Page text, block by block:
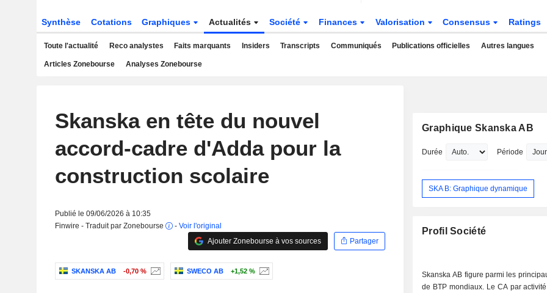
Synthèse Cotations Graphiques Actualités Société Finances Valorisation Consensus Ratings
Toute l'actualité Reco analystes Faits marquants Insiders Transcripts Communiqués Publications officielles Autres langues
Articles Zonebourse Analyses Zonebourse
Skanska en tête du nouvel
accord-cadre d'Adda pour la
construction scolaire
Publié le 09/06/2026 à 10:35
Finwire - Traduit par Zonebourse
- Voir l'original
Ajouter Zonebourse à vos sources
Partager
SKANSKA AB -0,70 % SWECO AB +1,52 %
Graphique Skanska AB
Durée Période
SKA B: Graphique dynamique
Profil Société
Skanska AB figure parmi les
de BTP mondiaux. Le CA par